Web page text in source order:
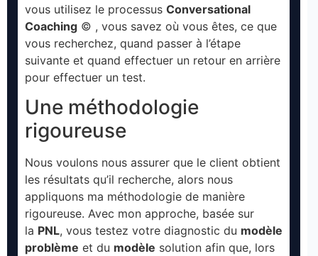
vous utilisez le processus Conversational
Coaching © , vous savez où vous êtes, ce que
vous recherchez, quand passer à l’étape
suivante et quand effectuer un retour en arrière
pour effectuer un test.
Une méthodologie
rigoureuse
Nous voulons nous assurer que le client obtient
les résultats qu’il recherche, alors nous
appliquons ma méthodologie de manière
rigoureuse. Avec mon approche, basée sur
la PNL, vous testez votre diagnostic du modèle
problème et du modèle solution afin que, lors